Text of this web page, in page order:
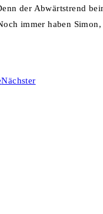
der Abwärtstrend
immer haben
Nächster